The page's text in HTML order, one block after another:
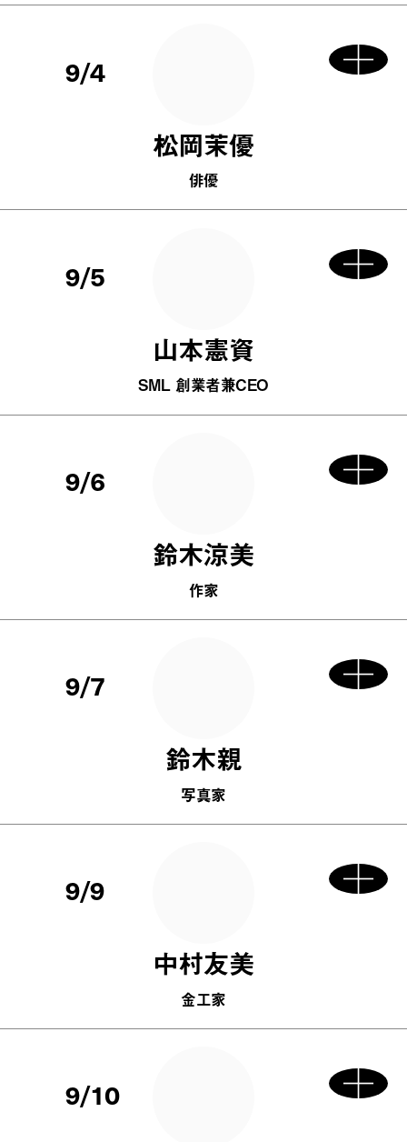
9/4
松岡茉優
俳優
9/5
山本憲資
SML 創業者兼CEO
9/6
鈴木涼美
作家
9/7
鈴木親
写真家
9/9
中村友美
金工家
9/10